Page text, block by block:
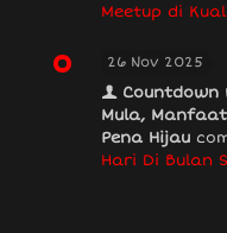
Meetup di
26 Nov 2025
Countdown
Mula,
Pena Hijau
Hari Di Bulan